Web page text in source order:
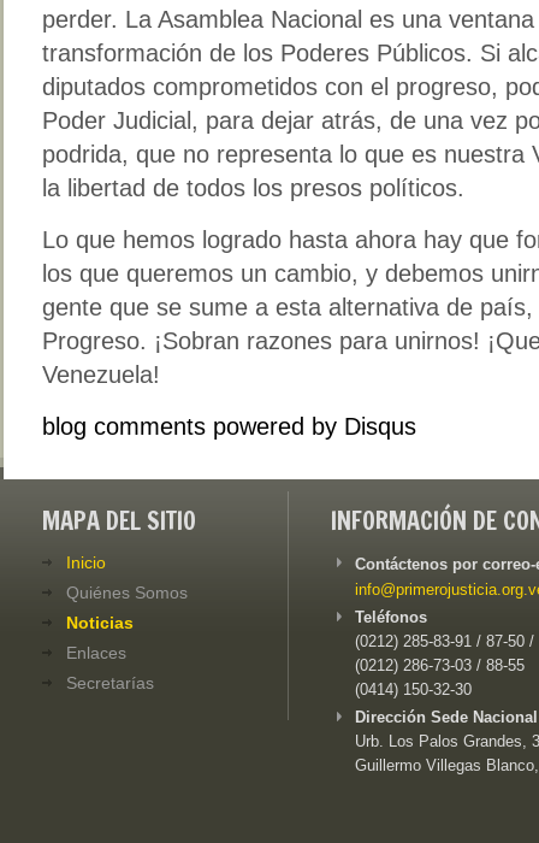
perder. La Asamblea Nacional es una
transformación de los Poderes Públicos. Si
diputados comprometidos con el progreso,
Poder Judicial, para dejar atrás, de una vez
podrida, que no representa lo que es nuestra
la libertad de todos los presos políticos.
Lo que hemos logrado hasta ahora hay que
los que queremos un cambio, y debemos
gente que se sume a esta alternativa de
Progreso. ¡Sobran razones para unirnos!
Venezuela!
blog comments powered by Disqus
MAPA DEL SITIO
Inicio
Quiénes Somos
Noticias
Enlaces
Secretarías
INFORMACIÓN DE
Contáctenos por
Teléfonos
(0212) 285-83-91 / 87-50 /
(0212) 286-73-03 / 88-55
(0414) 150-32-30
Dirección Sede
Urb. Los Palos Grandes,
Guillermo Villegas